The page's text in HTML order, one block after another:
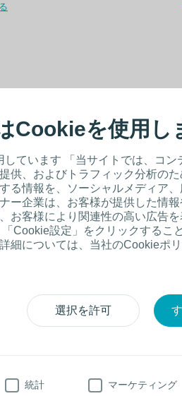
Cookieを使用し
ています 「当サイトでは、コン
供、およびトラフィック分析の
る情報を、ソーシャルメディア
ー企業は、お客様が提供した情
お客様により関連性の高い広告
Cookie設定」をクリックするこ
細については、当社のCookieポ
選択を許可
統計 マーケティング